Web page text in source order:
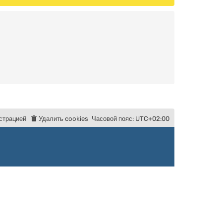
Часовой пояс: UTC+02:00
Удалить cookies
трацией